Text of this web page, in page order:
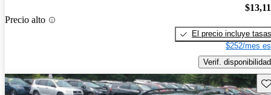
Precio alto
El precio incluye tasas
$252/mes
Verif. disponibilidad